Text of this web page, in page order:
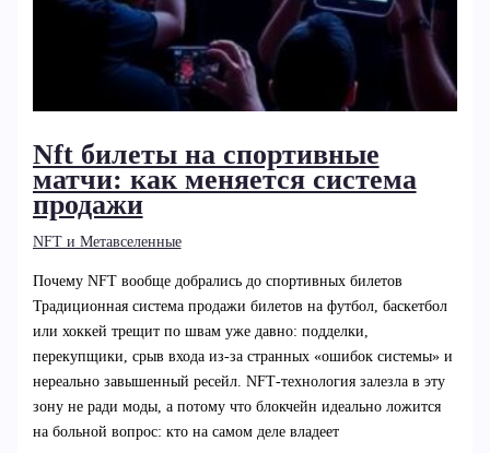
Nft билеты на спортивные
матчи: как меняется система
продажи
NFT и Метавселенные
Почему NFT вообще добрались до спортивных билетов
Традиционная система продажи билетов на футбол, баскетбол
или хоккей трещит по швам уже давно: подделки,
перекупщики, срыв входа из‑за странных «ошибок системы» и
нереально завышенный ресейл. NFT‑технология залезла в эту
зону не ради моды, а потому что блокчейн идеально ложится
на больной вопрос: кто на самом деле владеет